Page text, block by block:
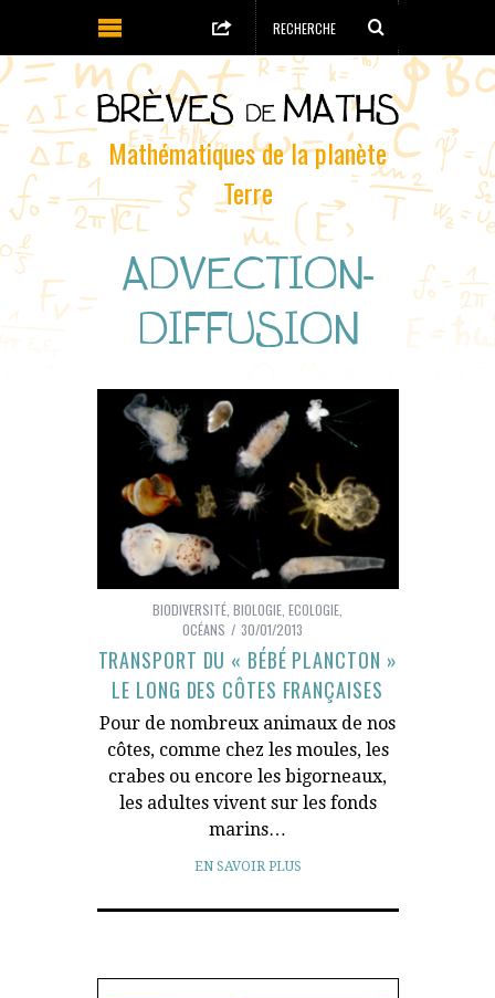
Mathématiques de la planète
Terre
ADVECTION-
DIFFUSION
BIODIVERSITÉ BIOLOGIE ECOLOGIE
OCÉANS
30/01/2013
TRANSPORT DU « BÉBÉ PLANCTON »
LE LONG DES CÔTES FRANÇAISES
Pour de nombreux animaux de nos
côtes, comme chez les moules, les
crabes ou encore les bigorneaux,
les adultes vivent sur les fonds
marins…
EN SAVOIR PLUS